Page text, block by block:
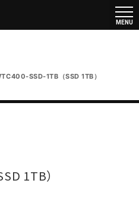
SSD-1TB（SSD 1TB）
1TB）
メニ
MENU